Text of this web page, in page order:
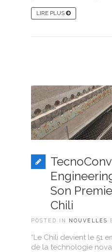
LIRE PLUS
Son
Chili
POSTED IN NOUVELLES
“Le Chili devient le 51
de la technologie